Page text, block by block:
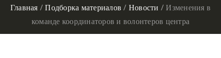
Главная /Подборка материалов / Новости /Изменения в
команде координаторов и волонтеров центра